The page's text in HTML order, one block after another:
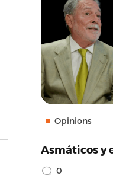
Opinions
Asmáticos y
0